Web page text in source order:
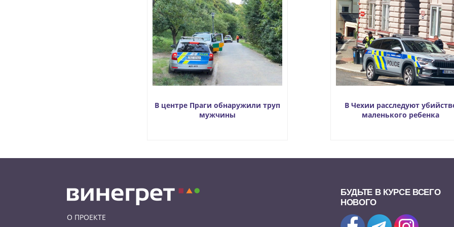
В центре Праги обнаружили труп
мужчины
В Чехии расследуют
маленького ребенка
О ПРОЕКТЕ
БУДЬТЕ В КУРСЕ ВСЕГО
НОВОГО